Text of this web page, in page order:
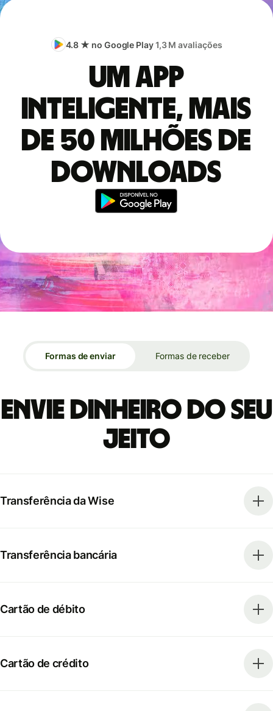
4.8 ★ no Google Play1,3 M avaliações
Um app
inteligente, mais
de 50 milhões de
downloads
Formas de enviar Formas de receber
Envie dinheiro do seu
jeito
Transferência da Wise
Transferência bancária
Cartão de débito
Cartão de crédito